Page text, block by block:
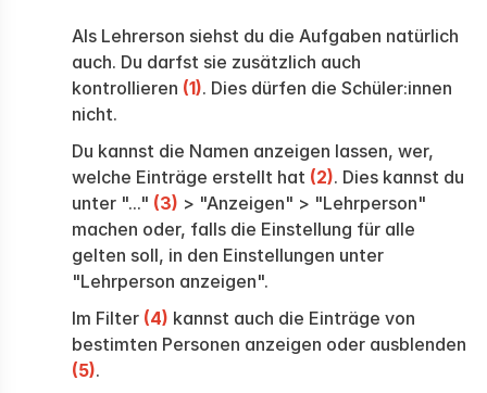
Als Lehrerson siehst du die Aufgaben natürlich
auch. Du darfst sie zusätzlich auch
kontrollieren (1). Dies dürfen die Schüler:innen
nicht.
Du kannst die Namen anzeigen lassen, wer,
welche Einträge erstellt hat (2). Dies kannst du
unter "..." (3) > "Anzeigen" > "Lehrperson"
machen oder, falls die Einstellung für alle
gelten soll, in den Einstellungen unter
"Lehrperson anzeigen".
Im Filter (4) kannst auch die Einträge von
bestimten Personen anzeigen oder ausblenden
(5).